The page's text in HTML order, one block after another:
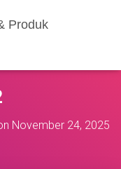
Produk
November 24, 2025